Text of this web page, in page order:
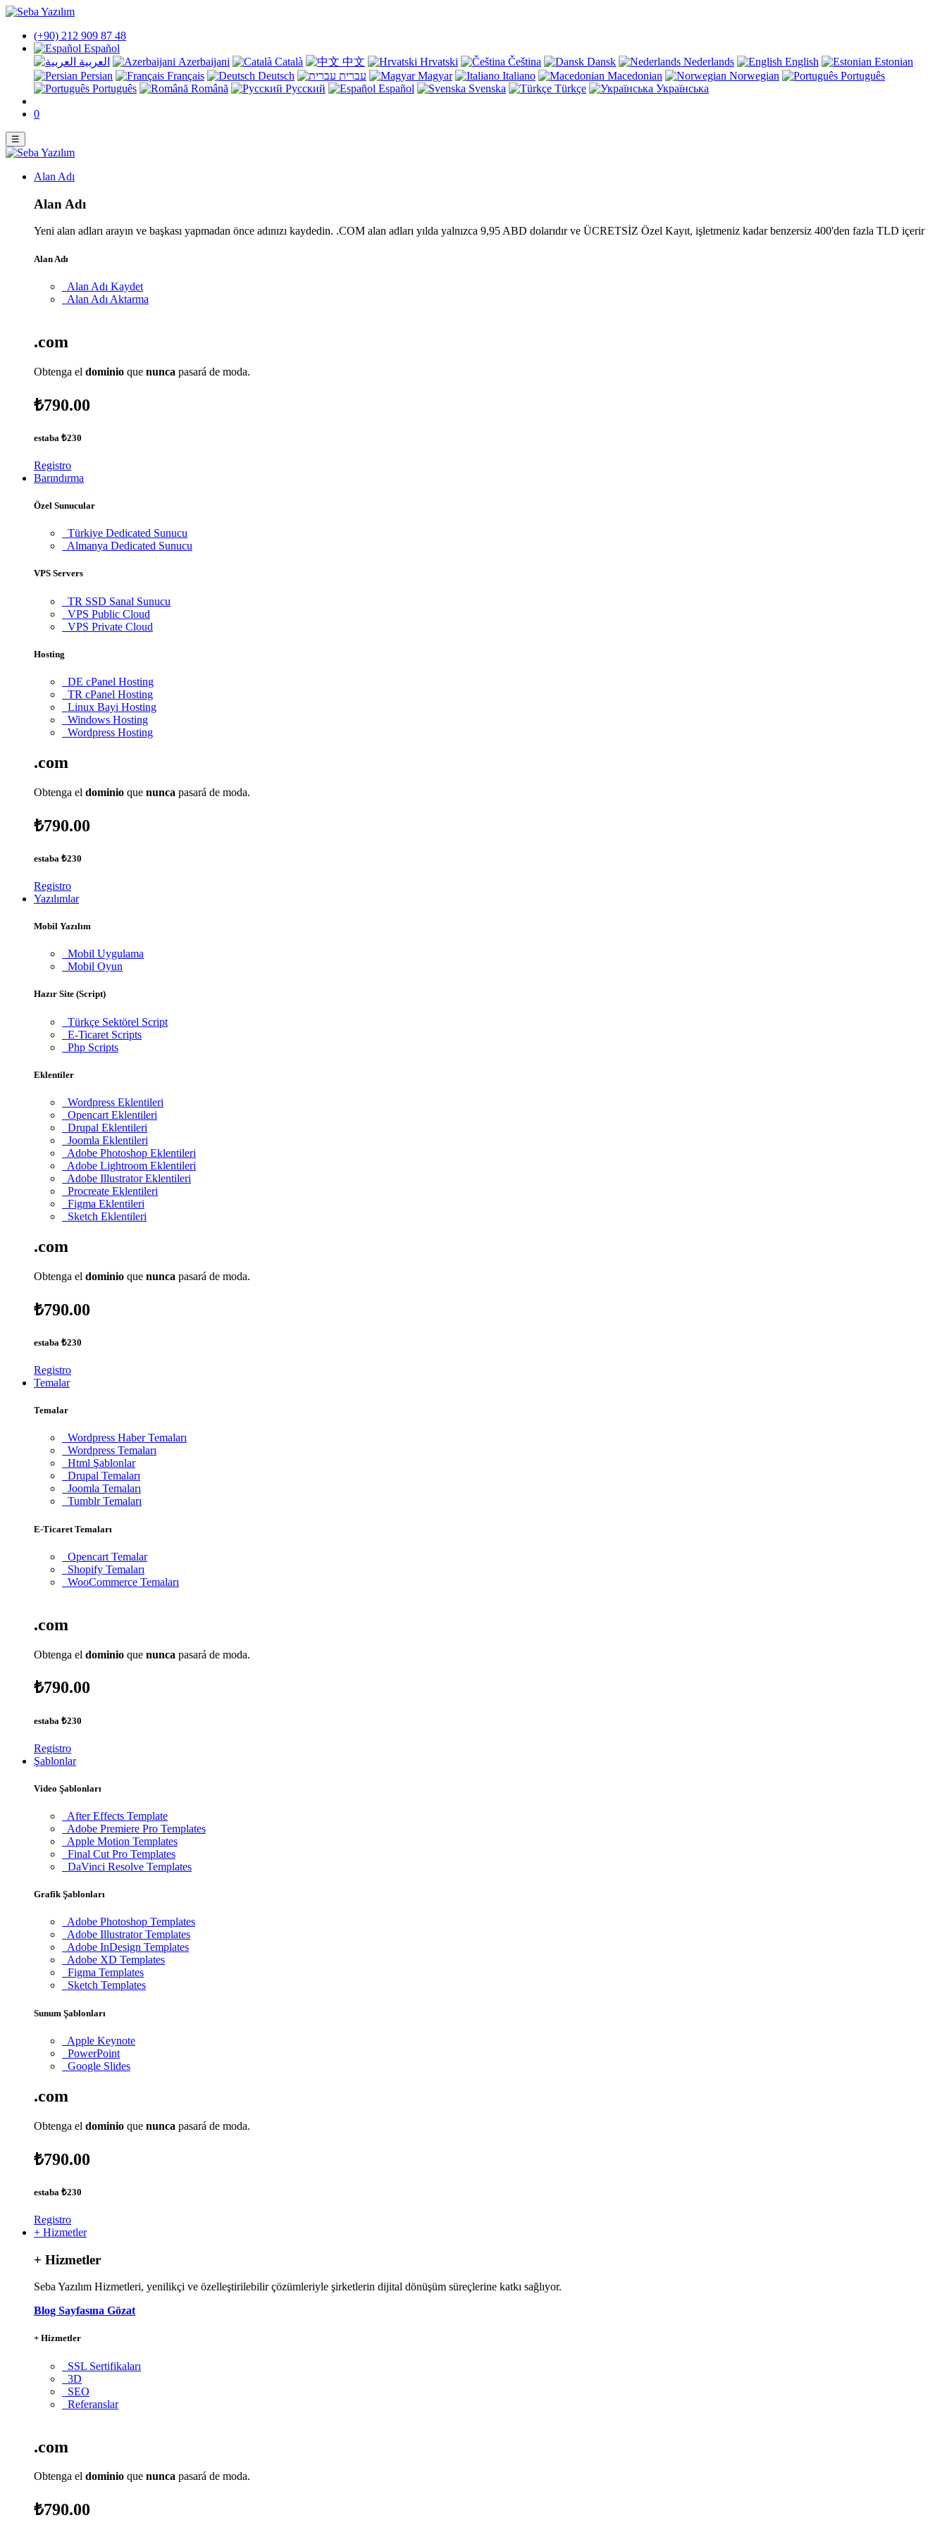
(+90) 212 909 87 48
Español
العربية
Azerbaijani Català 中文 Hrvatski Čeština Dansk Nederlands English
Estonian
Persian
Français Deutsch עברית Magyar Italiano Macedonian Norwegian
Português
Português
Română Русский Español Svenska Türkçe Українська
0
☰
Alan Adı
Alan Adı
Yeni alan adları arayın ve başkası yapmadan önce adınızı kaydedin. .COM alan adları yılda yalnızca 9,95 ABD dolarıdır ve ÜCRETSİZ Özel Kayıt, işletmeniz kadar benzersiz 400'den fazla TLD içerir
Alan Adı
Alan Adı Kaydet
Alan Adı Aktarma
.com
Obtenga el dominio que nunca pasará de moda.
₺790.00
estaba ₺230
Registro
Barındırma
Özel Sunucular
Türkiye Dedicated Sunucu
Almanya Dedicated Sunucu
VPS Servers
TR SSD Sanal Sunucu
VPS Public Cloud
VPS Private Cloud
Hosting
DE cPanel Hosting
TR cPanel Hosting
Linux Bayi Hosting
Windows Hosting
Wordpress Hosting
.com
Obtenga el dominio que nunca pasará de moda.
₺790.00
estaba ₺230
Registro
Yazılımlar
Mobil Yazılım
Mobil Uygulama
Mobil Oyun
Hazır Site (Script)
Türkçe Sektörel Script
E-Ticaret Scripts
Php Scripts
Eklentiler
Wordpress Eklentileri
Opencart Eklentileri
Drupal Eklentileri
Joomla Eklentileri
Adobe Photoshop Eklentileri
Adobe Lightroom Eklentileri
Adobe Illustrator Eklentileri
Procreate Eklentileri
Figma Eklentileri
Sketch Eklentileri
.com
Obtenga el dominio que nunca pasará de moda.
₺790.00
estaba ₺230
Registro
Temalar
Temalar
Wordpress Haber Temaları
Wordpress Temaları
Html Şablonlar
Drupal Temaları
Joomla Temaları
Tumblr Temaları
E-Ticaret Temaları
Opencart Temalar
Shopify Temaları
WooCommerce Temaları
.com
Obtenga el dominio que nunca pasará de moda.
₺790.00
estaba ₺230
Registro
Şablonlar
Video Şablonları
After Effects Template
Adobe Premiere Pro Templates
Apple Motion Templates
Final Cut Pro Templates
DaVinci Resolve Templates
Grafik Şablonları
Adobe Photoshop Templates
Adobe Illustrator Templates
Adobe InDesign Templates
Adobe XD Templates
Figma Templates
Sketch Templates
Sunum Şablonları
Apple Keynote
PowerPoint
Google Slides
.com
Obtenga el dominio que nunca pasará de moda.
₺790.00
estaba ₺230
Registro
+ Hizmetler
+ Hizmetler
Seba Yazılım Hizmetleri, yenilikçi ve özelleştirilebilir çözümleriyle şirketlerin dijital dönüşüm süreçlerine katkı sağlıyor.
Blog Sayfasına Gözat
+ Hizmetler
SSL Sertifikaları
3D
SEO
Referanslar
.com
Obtenga el dominio que nunca pasará de moda.
₺790.00